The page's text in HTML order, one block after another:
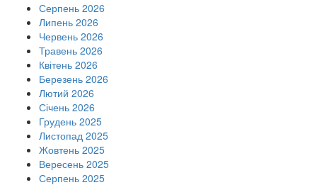
Серпень 2026
Липень 2026
Червень 2026
Травень 2026
Квітень 2026
Березень 2026
Лютий 2026
Січень 2026
Грудень 2025
Листопад 2025
Жовтень 2025
Вересень 2025
Серпень 2025